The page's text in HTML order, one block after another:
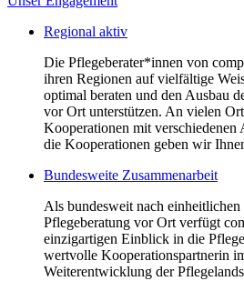
Regional aktiv
Die Pflegeberater*innen von
ihren Regionen auf vielfältige
optimal beraten und den Ausbau
vor Ort unterstützen. An vielen
Kooperationen mit
die Kooperationen geben wir
Bundesweite Zusammenarbeit
Als bundesweit nach einheitlichen
Pflegeberatung vor Ort verfügt
einzigartigen Einblick in die
wertvolle Kooperationspartnerin
Weiterentwicklung der